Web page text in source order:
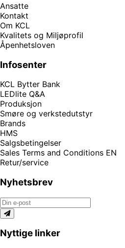
Ansatte
Kontakt
Om KCL
Kvalitets og Miljøprofil
Åpenhetsloven
Infosenter
KCL Bytter Bank
LEDlite Q&A
Produksjon
Smøre og verkstedutstyr
Brands
HMS
Salgsbetingelser
Sales Terms and Conditions EN
Retur/service
Nyhetsbrev
Nyttige linker